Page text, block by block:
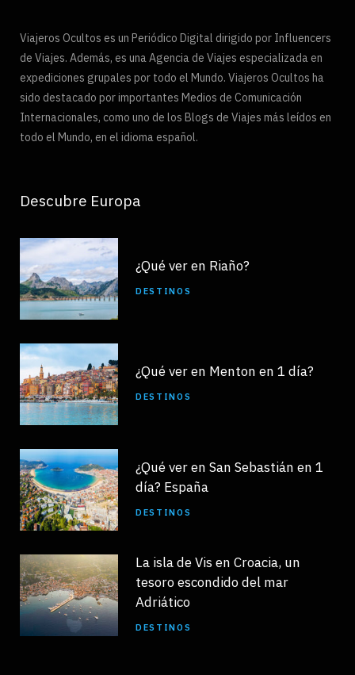
Viajeros Ocultos es un Periódico Digital dirigido por Influencers
de Viajes. Además, es una Agencia de Viajes especializada en
expediciones grupales por todo el Mundo. Viajeros Ocultos ha
sido destacado por importantes Medios de Comunicación
Internacionales, como uno de los Blogs de Viajes más leídos en
todo el Mundo, en el idioma español.
Descubre Europa
¿Qué ver en Riaño?
DESTINOS
¿Qué ver en Menton en 1 día?
DESTINOS
¿Qué ver en San Sebastián en 1
día? España
DESTINOS
La isla de Vis en Croacia, un
tesoro escondido del mar
Adriático
DESTINOS